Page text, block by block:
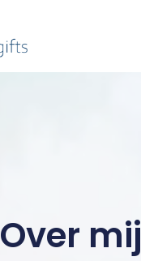
Over mij